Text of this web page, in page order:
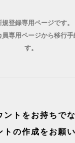
登録専用ページです。
専用ページから移行手
す。
ントをお持ちで
の作成をお願い